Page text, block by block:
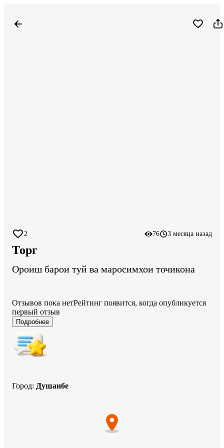
2 76 3 месяца назад
Торг
Ороиш барои туй ва маросимхои точикона
Отзывов пока нетРейтинг появится, когда опубликуется
первый отзыв
Подробнее
Город: Душанбе